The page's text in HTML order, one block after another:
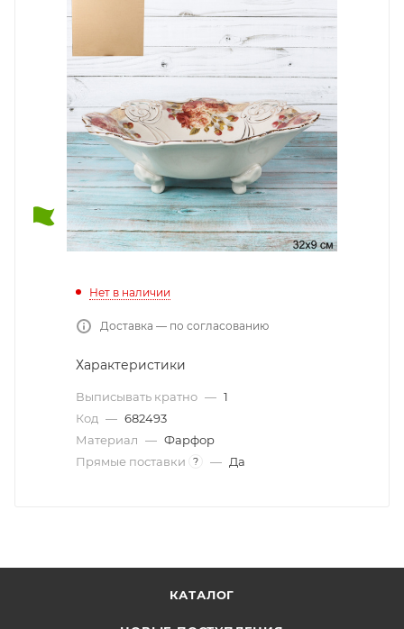
Нет в наличии
Доставка — по согласованию
Характеристики
Выписывать кратно — 1
Код — 682493
Материал — Фарфор
Прямые поставки
? — Да
КАТАЛОГ